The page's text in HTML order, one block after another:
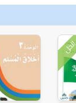
الحل